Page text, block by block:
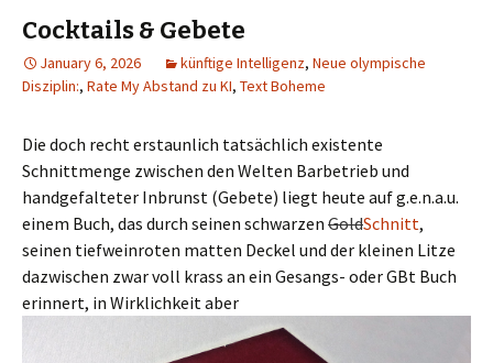
Cocktails & Gebete
January 6, 2026 künftige Intelligenz, Neue olympische
Disziplin:, Rate My Abstand zu KI, Text Boheme
Die doch recht erstaunlich tatsächlich existente
Schnittmenge zwischen den Welten Barbetrieb und
handgefalteter Inbrunst (Gebete) liegt heute auf g.e.n.a.u.
einem Buch, das durch seinen schwarzen GoldSchnitt,
seinen tiefweinroten matten Deckel und der kleinen Litze
dazwischen zwar voll krass an ein Gesangs- oder GBt Buch
erinnert, in Wirklichkeit aber